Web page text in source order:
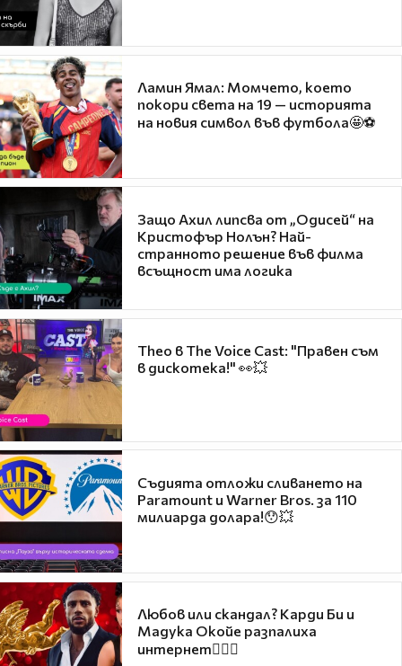
Ламин Ямал: Момчето, което
покори света на 19 — историята
на новия символ във футбола🤩⚽
Защо Ахил липсва от „Одисей“ на
Кристофър Нолън? Най-
странното решение във филма
всъщност има логика
Theo в The Voice Cast: "Правен съм
в дискотека!" 👀💥
Съдията отложи сливането на
Paramount и Warner Bros. за 110
милиарда долара!😯💥
Любов или скандал? Карди Би и
Мадука Окойе разпалиха
интернет❤️‍🔥🔥